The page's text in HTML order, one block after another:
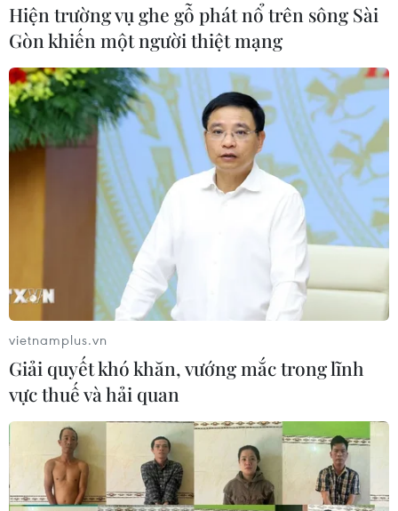
AMM 53: Campuchia dự Hội nghị Bộ
trưởng Đối tác Mekong-Mỹ
10/09/2020 08:15
Phó Thủ tướng, Bộ trưởng Ngoại giao và Hợp tác Quốc
tế Campuchia Prak Sokhonn sẽ tham dự lễ khai mạc Hội
nghị Bộ trưởng Đối tác Mekong-Mỹ đầu tiên, được tổ
chức ngày 11/9 theo hình thức trực tuyến.
Hiện trường vụ ghe gỗ phát nổ trên sông Sài
Gòn khiến một người thiệt mạng
vietnamplus.vn
Giải quyết khó khăn, vướng mắc trong lĩnh
vực thuế và hải quan